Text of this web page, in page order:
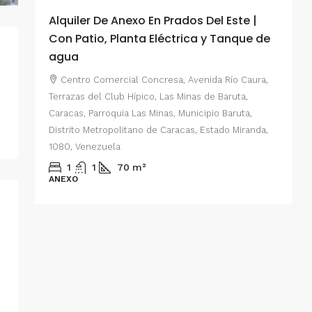
de
Alquiler De Anexo En Prados Del Este |
Con Patio, Planta Eléctrica y Tanque de
agua
Centro Comercial Concresa, Avenida Río Caura,
Terrazas del Club Hípico, Las Minas de Baruta,
Caracas, Parroquia Las Minas, Municipio Baruta,
Distrito Metropolitano de Caracas, Estado Miranda,
1080, Venezuela
1 1 70 m²
ANEXO